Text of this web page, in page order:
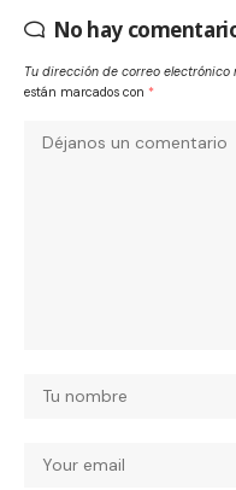
No hay
Tu dirección de correo electrónico
están marcados con *